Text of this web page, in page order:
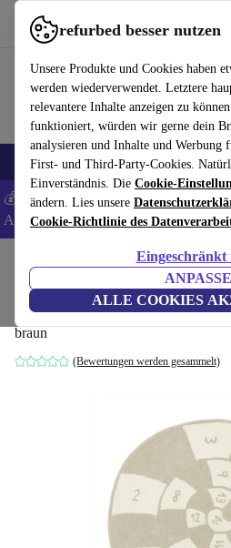
refurbed besser nutzen
Unsere Produkte und Cookies haben
werden wiederverwendet. Letztere
relevantere Inhalte anzeigen zu
funktioniert, würden wir gerne dein
analysieren und Inhalte und Werbung
First- und Third-Party-Cookies.
Einverständnis. Die Cookie-
ändern. Lies unsere
Cookie-Richtlinie des
Eingeschränkt
ALLE COOKIES
refurbed schnell und einfach nutzen
🎒 Back to school Handys Laptops
💰 Extra -8% auf Samsung- und
ANDROID8 -AGB
Oyoy Nautilus
braun
(Bewertungen werden gesammelt)